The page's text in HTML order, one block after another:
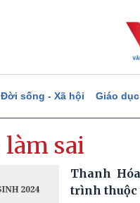
Đời sống - Xã hội Giáo dục
làm sai
Thanh
trình thuộc